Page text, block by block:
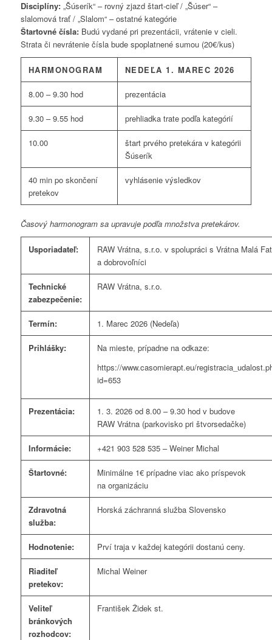
Disciplíny:„Šúserík“ – rovný zjazd štart-cieľ / „Šúser“ –
slalomová trať / „Slalom“ – ostatné kategórie
Štartovné čísla:Budú vydané pri prezentácii, vrátenie v cieli.
Strata či nevrátenie čísla bude spoplatnené sumou (20€/kus)
HARMONOGRAM NEDEĽA 1. MAREC 2026
8.00 – 9.30 hod prezentácia
9.30 – 9.55 hod prehliadka trate podľa kategórií
10.00
štart prvého pretekára v kategórii
Šúserík
40 min po skončení
pretekov
vyhlásenie výsledkov
Časový harmonogram sa upravuje podľa množstva pretekárov.
Usporiadateľ:
RAW Vrátna, s.r.o. v spolupráci s Vrátna Malá
a dobrovoľníci
Technické
zabezpečenie:
RAW Vrátna, s.r.o.
Termín: 1. Marec 2026 (Nedeľa)
Prihlášky:
Na mieste, prípadne na odkaze:
https://www.casomierapt.eu/
id=653
Prezentácia:
1. 3. 2026 od 8.00 – 9.30 hod v budove
RAW Vrátna (parkovisko pri štvorsedačke)
Informácie: +421 903 528 535 – Weiner Michal
Štartovné:
Minimálne 1€ prípadne viac ako príspevok
na organizáciu
Zdravotná
služba:
Horská záchranná služba Slovensko
Hodnotenie: Prví traja v každej kategórii dostanú ceny.
Riaditeľ
pretekov:
Michal Weiner
Veliteľ
bránkových
rozhodcov:
František Židek st.